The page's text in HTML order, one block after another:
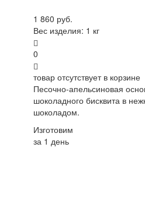
1 860 руб.
Вес изделия: 1 кг
0
товар отсутствует в корзине
Песочно-апельсиновая
шоколадного бисквита в
шоколадом.
Изготовим
за 1 день